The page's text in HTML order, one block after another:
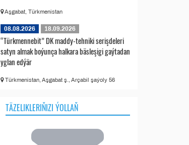
Aşgabat, Türkmenistan
08.08.2026 18.09.2026
“Türkmennebit” DK maddy-tehniki serişdeleri
satyn almak boýunça halkara bäsleşigi gaýtadan
yglan edýär
Türkmenistan, Aşgabat ş., Arçabil şaýoly 56
TÄZELIKLERIŇIZI ÝOLLAŇ